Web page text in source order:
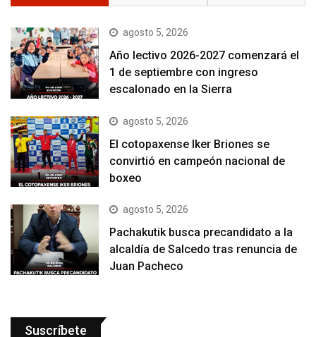
agosto 5, 2026
Año lectivo 2026-2027 comenzará el
1 de septiembre con ingreso
escalonado en la Sierra
agosto 5, 2026
El cotopaxense Iker Briones se
convirtió en campeón nacional de
boxeo
agosto 5, 2026
Pachakutik busca precandidato a la
alcaldía de Salcedo tras renuncia de
Juan Pacheco
Suscríbete